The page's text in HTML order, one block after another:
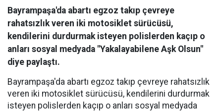
Bayrampaşa'da abartı egzoz takıp çevreye
rahatsızlık veren iki motosiklet sürücüsü,
kendilerini durdurmak isteyen polislerden kaçıp o
anları sosyal medyada "Yakalayabilene Aşk Olsun"
diye paylaştı.
Bayrampaşa'da abartı egzoz takıp çevreye rahatsızlık
veren iki motosiklet sürücüsü, kendilerini durdurmak
isteyen polislerden kaçıp o anları sosyal medyada